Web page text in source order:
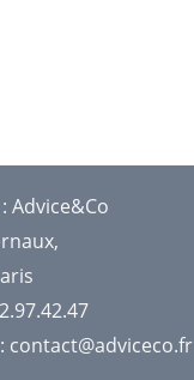
Advice&Co
contact@adviceco.fr